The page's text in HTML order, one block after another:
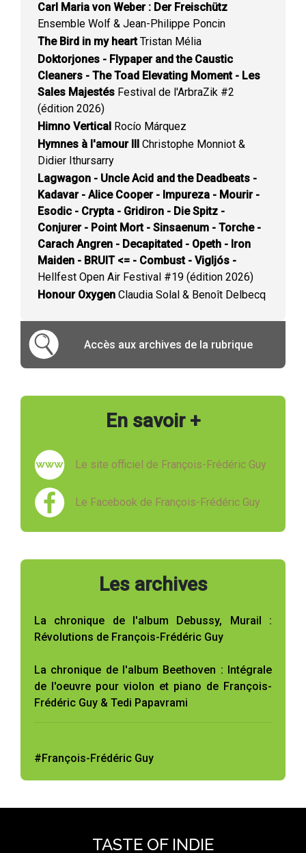
Carl Maria von Weber : Der Freischütz
Ensemble Wolf & Jean-Philippe Poncin
The Bird in my heartTristan Mélia
Doktorjones - Flypaper and the Caustic
Cleaners - The Toad Elevating Moment - Les
Sales Majestés Festival de l'ArbraZik #2
(édition 2026)
Himno Vertical Rocío Márquez
Hymnes à l'amour III Christophe Monniot &
Didier Ithursarry
Lagwagon - Uncle Acid and the Deadbeats -
Kadavar - Alice Cooper - Impureza - Mourir -
Esodic - Crypta - Gridiron - Die Spitz -
Conjurer - Point Mort - Sinsaenum - Torche -
Carach Angren - Decapitated - Opeth - Iron
Maiden - BRUIT <= - Combust - Vigljós -
Hellfest Open Air Festival #19 (édition 2026)
Honour Oxygen Claudia Solal & Benoît Delbecq
Accès aux archives de la rubrique
En savoir +
Le site officiel de François-Frédéric Guy
Le Facebook de François-Frédéric Guy
Les archives
La chronique de l'album Debussy, Murail :
Révolutions de François-Frédéric Guy
La chronique de l'album Beethoven : Intégrale
de l'oeuvre pour violon et piano de François-
Frédéric Guy & Tedi Papavrami
#François-Frédéric Guy
TASTE OF INDIE